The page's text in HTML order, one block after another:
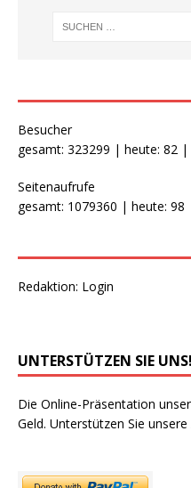
Besucher
gesamt: 323299 | heute: 82 |
Seitenaufrufe
gesamt: 1079360 | heute: 98
Redaktion: Login
UNTERSTÜTZEN SIE UNS!
Die Online-Präsentation
Geld. Unterstützen Sie